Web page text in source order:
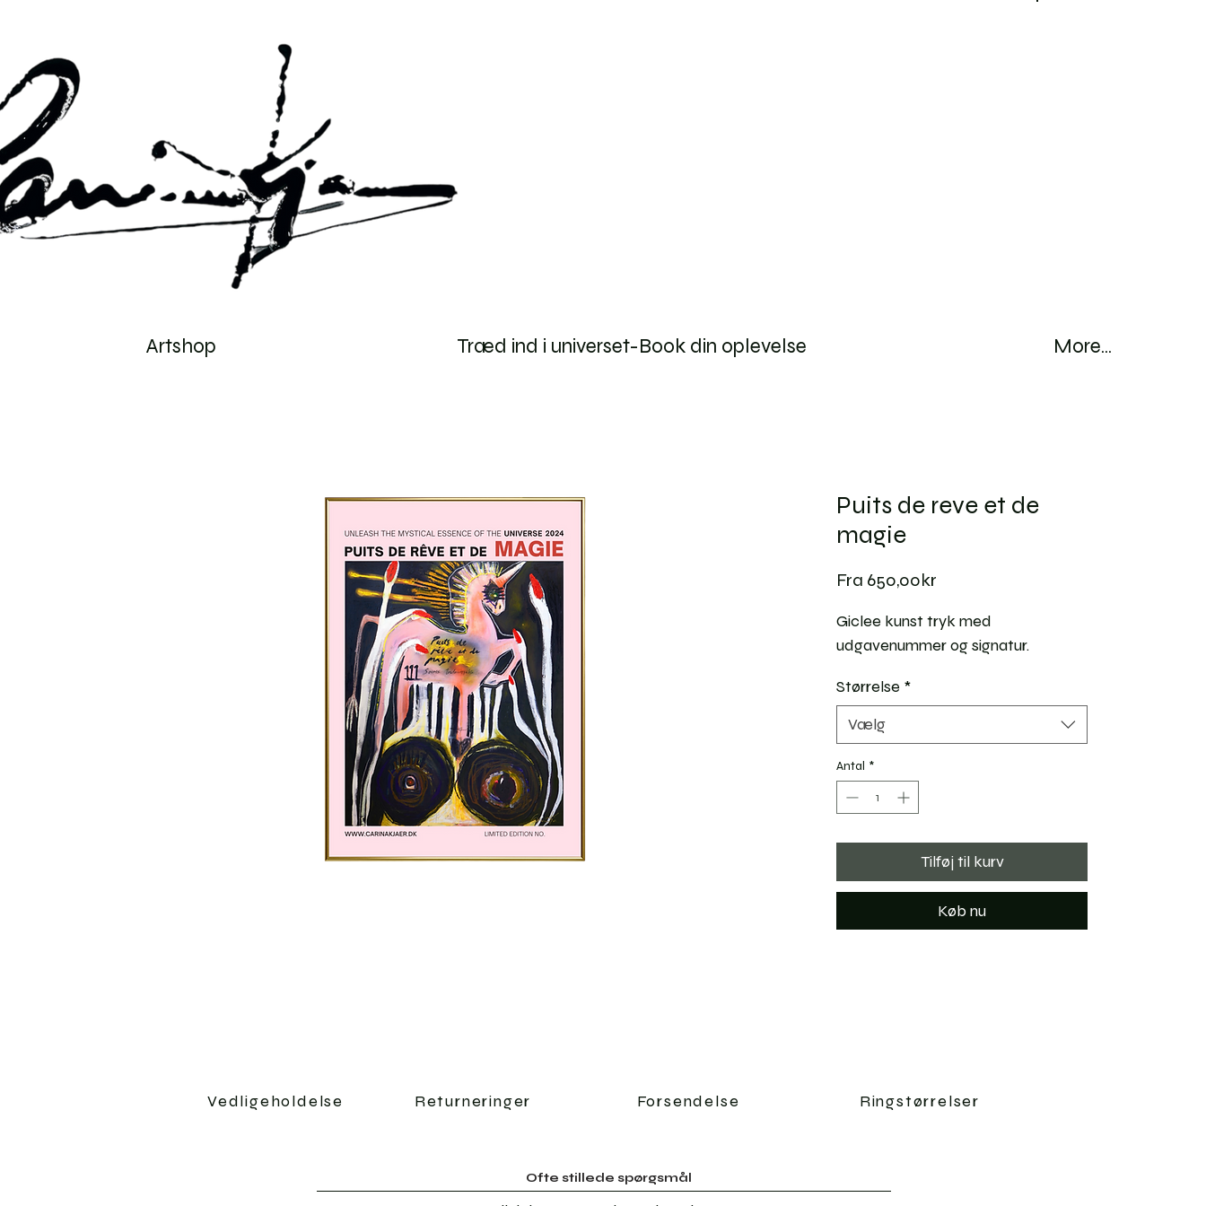
Artshop Træd ind i universet-Book din oplevelse More...
Puits de reve et de
magie
Fra 650,00kr
Giclee kunst tryk med
udgavenummer og signatur.
Størrelse *
Vælg
Antal *
Tilføj til kurv
Køb nu
Vedligeholdelse Returneringer Forsendelse Ringstørrelser
Ofte stillede spørgsmål